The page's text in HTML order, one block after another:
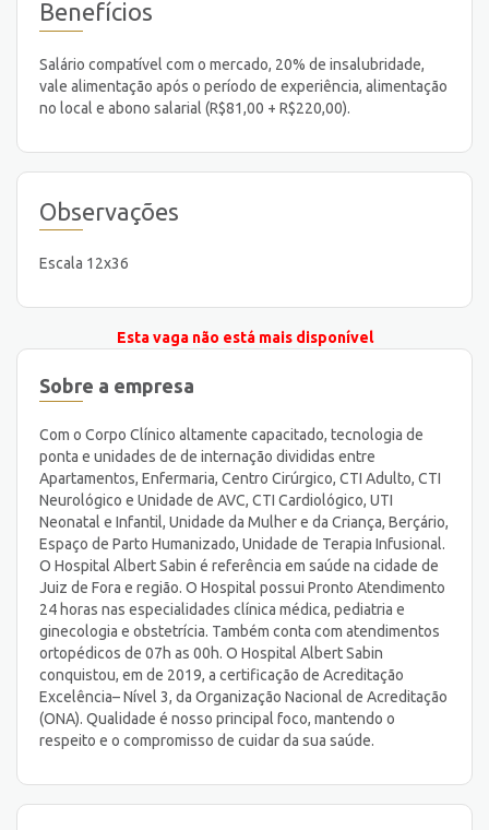
Benefícios
Salário compatível com o mercado, 20% de insalubridade,
vale alimentação após o período de experiência, alimentação
no local e abono salarial (R$81,00 + R$220,00).
Observações
Escala 12x36
Esta vaga não está mais disponível
Sobre a empresa
Com o Corpo Clínico altamente capacitado, tecnologia de
ponta e unidades de de internação divididas entre
Apartamentos, Enfermaria, Centro Cirúrgico, CTI Adulto, CTI
Neurológico e Unidade de AVC, CTI Cardiológico, UTI
Neonatal e Infantil, Unidade da Mulher e da Criança, Berçário,
Espaço de Parto Humanizado, Unidade de Terapia Infusional.
O Hospital Albert Sabin é referência em saúde na cidade de
Juiz de Fora e região. O Hospital possui Pronto Atendimento
24 horas nas especialidades clínica médica, pediatria e
ginecologia e obstetrícia. Também conta com atendimentos
ortopédicos de 07h as 00h. O Hospital Albert Sabin
conquistou, em de 2019, a certificação de Acreditação
Excelência– Nível 3, da Organização Nacional de Acreditação
(ONA). Qualidade é nosso principal foco, mantendo o
respeito e o compromisso de cuidar da sua saúde.